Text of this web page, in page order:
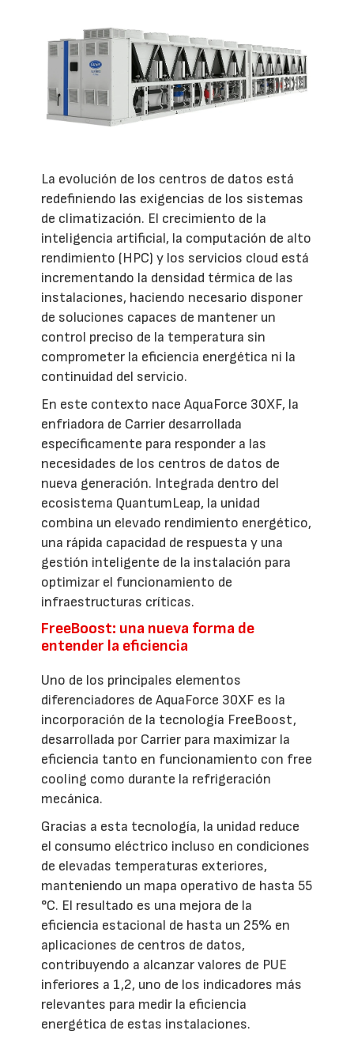
La evolución de los centros de datos está
redefiniendo las exigencias de los sistemas
de climatización. El crecimiento de la
inteligencia artificial, la computación de alto
rendimiento (HPC) y los servicios cloud está
incrementando la densidad térmica de las
instalaciones, haciendo necesario disponer
de soluciones capaces de mantener un
control preciso de la temperatura sin
comprometer la eficiencia energética ni la
continuidad del servicio.
En este contexto nace AquaForce 30XF, la
enfriadora de Carrier desarrollada
específicamente para responder a las
necesidades de los centros de datos de
nueva generación. Integrada dentro del
ecosistema QuantumLeap, la unidad
combina un elevado rendimiento energético,
una rápida capacidad de respuesta y una
gestión inteligente de la instalación para
optimizar el funcionamiento de
infraestructuras críticas.
FreeBoost: una nueva forma de
entender la eficiencia
Uno de los principales elementos
diferenciadores de AquaForce 30XF es la
incorporación de la tecnología FreeBoost,
desarrollada por Carrier para maximizar la
eficiencia tanto en funcionamiento con free
cooling como durante la refrigeración
mecánica.
Gracias a esta tecnología, la unidad reduce
el consumo eléctrico incluso en condiciones
de elevadas temperaturas exteriores,
manteniendo un mapa operativo de hasta 55
°C. El resultado es una mejora de la
eficiencia estacional de hasta un 25% en
aplicaciones de centros de datos,
contribuyendo a alcanzar valores de PUE
inferiores a 1,2, uno de los indicadores más
relevantes para medir la eficiencia
energética de estas instalaciones.